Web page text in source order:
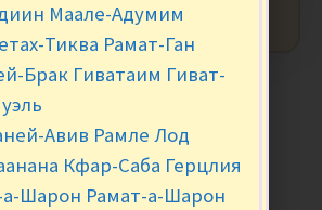
Маале-Адумим
Тиква Рамат-Ган
Брак Гиватаим Гиват-
Авив Рамле Лод
Кфар-Саба Герцлия
Шарон Рамат-а-Шарон